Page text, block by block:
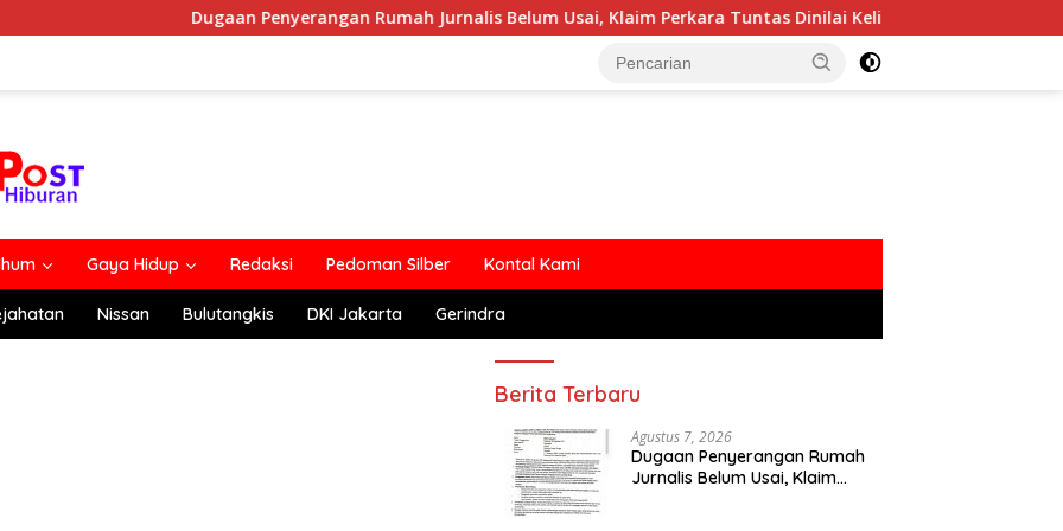
Dugaan Penyerangan Rumah Jurnalis Belum Usai, Klaim Perkara Tuntas Dinilai Keliru Polemik MBG Dengan
Gaya Hidup Redaksi Pedoman Silber Kontal Kami
Nissan Bulutangkis DKI Jakarta Gerindra
Berita Terbaru
Agustus 7, 2026
Dugaan Penyerangan Rumah
Jurnalis Belum Usai, Klaim